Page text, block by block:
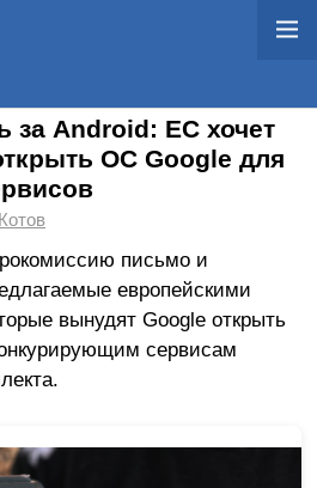
за Android: ЕС хочет
ОС Google для
письмо и
европейскими
вынудят Google открыть
сервисам